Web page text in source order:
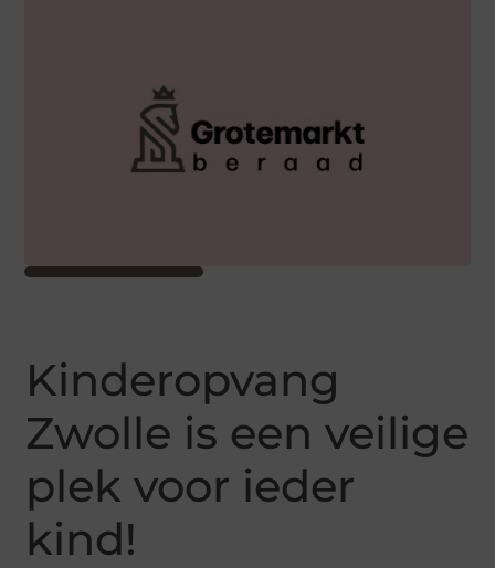
Kinderopvang
Zwolle is een veilige
plek voor ieder
kind!